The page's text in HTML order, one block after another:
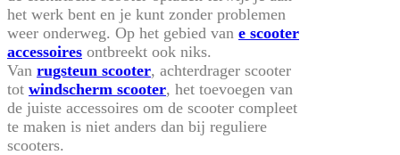
het werk bent en je kunt zonder problemen
weer onderweg. Op het gebied van e scooter
accessoires ontbreekt ook niks.
Van rugsteun scooter, achterdrager scooter
tot windscherm scooter, het toevoegen van
de juiste accessoires om de scooter compleet
te maken is niet anders dan bij reguliere
scooters.